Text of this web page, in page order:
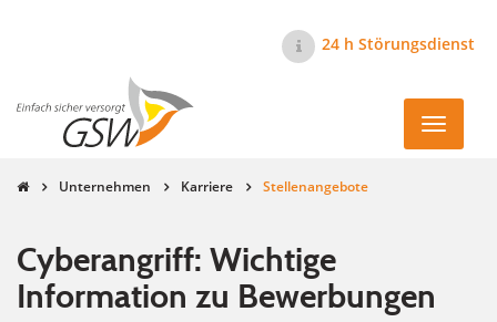
24 h Störungsdienst
ein-/
Unternehmen Karriere Stellenangebote
Cyberangriff: Wichtige
Information zu Bewerbungen